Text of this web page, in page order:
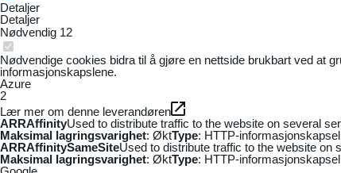
Detaljer
Detaljer
Nødvendig 12
Nødvendige cookies bidra til å gjøre en nettside brukbart ved at
informasjonskapslene.
Azure
2
Lær mer om denne leverandøren
ARRAffinityUsed to distribute traffic to the website on several
Maksimal lagringsvarighet: ØktType: HTTP-informasjonskapsel
ARRAffinitySameSiteUsed to distribute traffic to the website
Maksimal lagringsvarighet: ØktType: HTTP-informasjonskapsel